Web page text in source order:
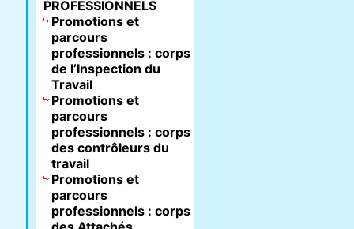
PROFESSIONNELS
Promotions et
parcours
professionnels : corps
de l’Inspection du
Travail
Promotions et
parcours
professionnels : corps
des contrôleurs du
travail
Promotions et
parcours
professionnels : corps